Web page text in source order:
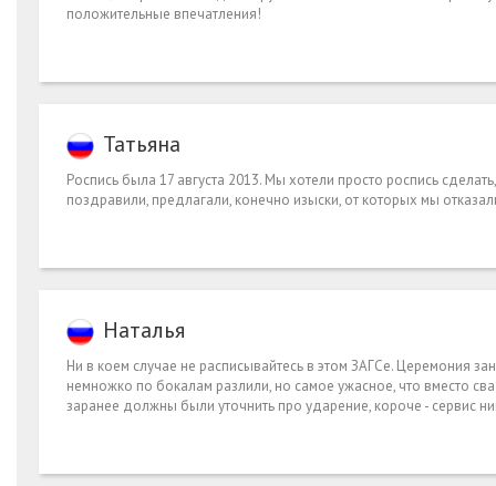
положительные впечатления!
Татьяна
Роспись была 17 августа 2013. Мы хотели просто роспись
поздравили, предлагали, конечно изыски, от которых мы
Наталья
Ни в коем случае не расписывайтесь в этом ЗАГСе. Церемония
немножко по бокалам разлили, но самое ужасное, что вместо
заранее должны были уточнить про ударение, короче - сервис